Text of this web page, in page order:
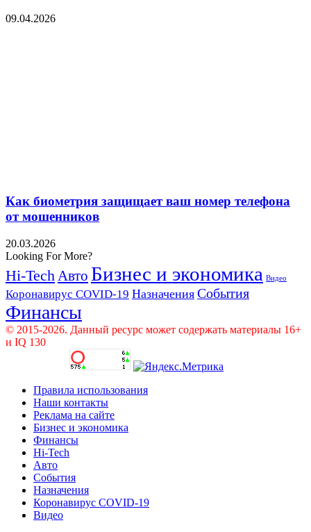
09.04.2026
Как биометрия защищает ваш номер телефона
от мошенников
20.03.2026
Looking For More?
Hi-Tech Авто Бизнес и экономика Видео
Коронавирус COVID-19 Назначения События
Финансы
© 2015-2026. Данный ресурс может содержать материалы 16+
и IQ 130
Правила использования
Наши контакты
Реклама на сайте
Бизнес и экономика
Финансы
Hi-Tech
Авто
События
Назначения
Коронавирус COVID-19
Видео